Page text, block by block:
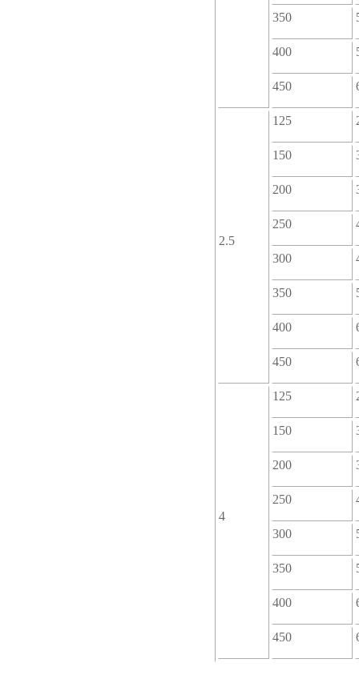
350
400
450
2.5
125
150
200
250
300
350
400
450
4
125
150
200
250
300
350
400
450